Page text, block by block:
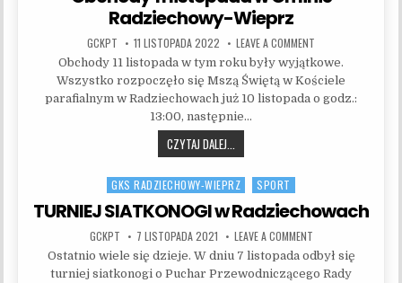
Radziechowy-Wieprz
AUTHOR:
GCKPT PUBLISHED DATE:
11 LISTOPADA 2022 LEAVE A COMMENT
Obchody 11 listopada w tym roku były wyjątkowe.
Wszystko rozpoczęło się Mszą Świętą w Kościele
parafialnym w Radziechowach już 10 listopada o godz.:
13:00, następnie…
CZYTAJ DALEJ...
Posted in
GKS RADZIECHOWY-WIEPRZ SPORT
TURNIEJ SIATKONOGI w Radziechowach
AUTHOR:
GCKPT PUBLISHED DATE:
7 LISTOPADA 2021 LEAVE A COMMENTON TURNIEJ
Ostatnio wiele się dzieje. W dniu 7 listopada odbył się
turniej siatkonogi o Puchar Przewodniczącego Rady